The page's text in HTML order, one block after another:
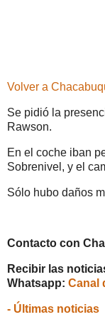
Volver a
Se pidió la
Rawson.
En el coche iban
Sobrenivel, y el
Sólo hubo daños
Contacto con
Recibir las
Whatsapp: Canal
- Últimas noticias